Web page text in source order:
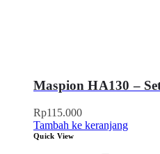
Maspion HA130 –
Rp115.000
Tambah ke keranjang
Quick View